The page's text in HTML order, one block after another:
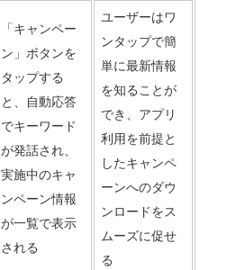
「キャンペー
ン」ボタンを
タップする
と、自動応答
でキーワード
が発話され、
実施中のキャ
ンペーン情報
が一覧で表示
される
ユーザーはワ
ンタップで簡
単に最新情報
を知ることが
でき、アプリ
利用を前提と
したキャンペ
ーンへのダウ
ンロードをス
ムーズに促せ
る